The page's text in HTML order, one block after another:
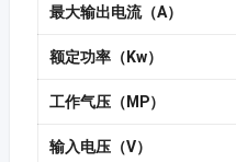
最大输出电流（A）
额定功率（Kw）
工作气压（MP）
输入电压（V）